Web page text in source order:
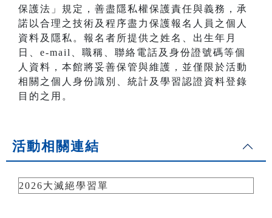
保護法」規定，善盡隱私權保護責任與義務，承
諾以合理之技術及程序盡力保護報名人員之個人
資料及隱私。報名者所提供之姓名、出生年月
日、e-mail、職稱、聯絡電話及身份證號碼等個
人資料，本館將妥善保管與維護，並僅限於活動
相關之個人身份識別、統計及學習認證資料登錄
目的之用。
活動相關連結
2026大滅絕學習單